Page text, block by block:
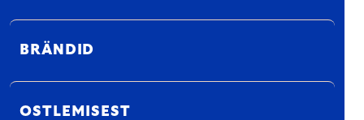
BRÄNDID
OSTLEMISEST